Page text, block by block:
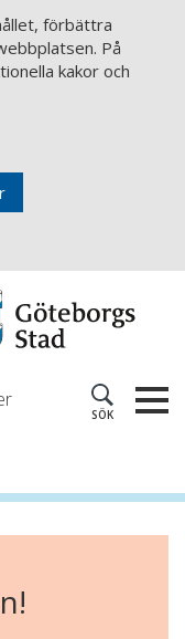
förbättra
På
kakor och
SÖK